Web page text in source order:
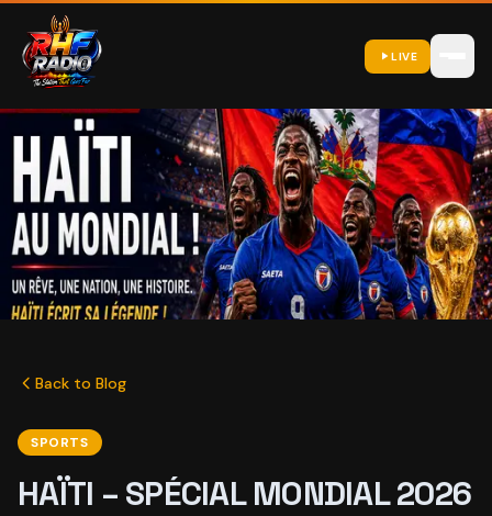
LIVE
Back to Blog
SPORTS
HAÏTI – SPÉCIAL MONDIAL 2026